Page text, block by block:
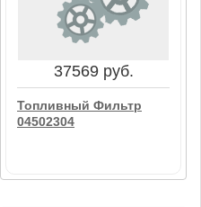
12186895
37569 руб.
Топливный Фильтр
04502304